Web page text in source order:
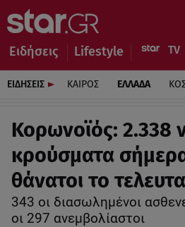
Ειδήσεις Lifestyle
ΕΙΔΗΣΕΙΣ ΚΑΙΡΟΣ ΕΛΛΑΔΑ
Κορωνοϊός: 2.338
κρούσματα
θάνατοι το
343 οι διασωλημένοι
οι 297 ανεμβολίαστοι